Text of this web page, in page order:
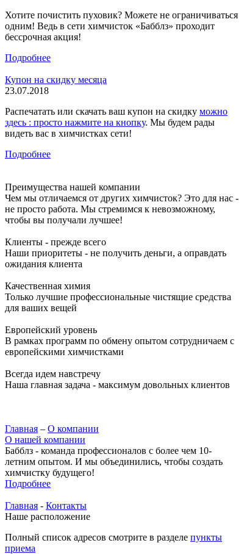
Хотите почистить пуховик? Можете не ограничиваться
одним! Ведь в сети химчисток «Бабблз» проходит
бессрочная акция!
Подробнее
Купон на скидку месяца
23.07.2018
Распечатать или скачать ваш купон на скидку можно
здесь : просто нажмите на кнопку. Мы будем рады
видеть вас в химчистках сети!
Подробнее
Преимущества нашей компании
Чем мы отличаемся от других химчисток? Это для нас -
не просто работа. Мы стремимся к невозможному,
чтобы вы получали лучшее!
Клиенты - прежде всего
Наши приоритеты - не получить деньги, а оправдать
ожидания клиента
Качественная химия
Только лучшие профессиональные чистящие средства
для ваших вещей
Европейский уровень
В рамках программ по обмену опытом сотрудничаем с
европейскими химчистками
Всегда идем навстречу
Наша главная задача - максимум довольных клиентов
Главная – О компании
О нашей компании
Бабблз - команда профессионалов с более чем 10-
летним опытом. И мы объединились, чтобы создать
химчистку будущего!
Подробнее
Главная - Контакты
Наше расположение
Полный список адресов смотрите в разделе пункты
приема